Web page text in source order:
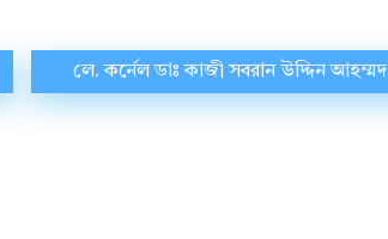
লে. কর্নেল ডাঃ কাজী সবরান উদ্দিন আহম্মদ